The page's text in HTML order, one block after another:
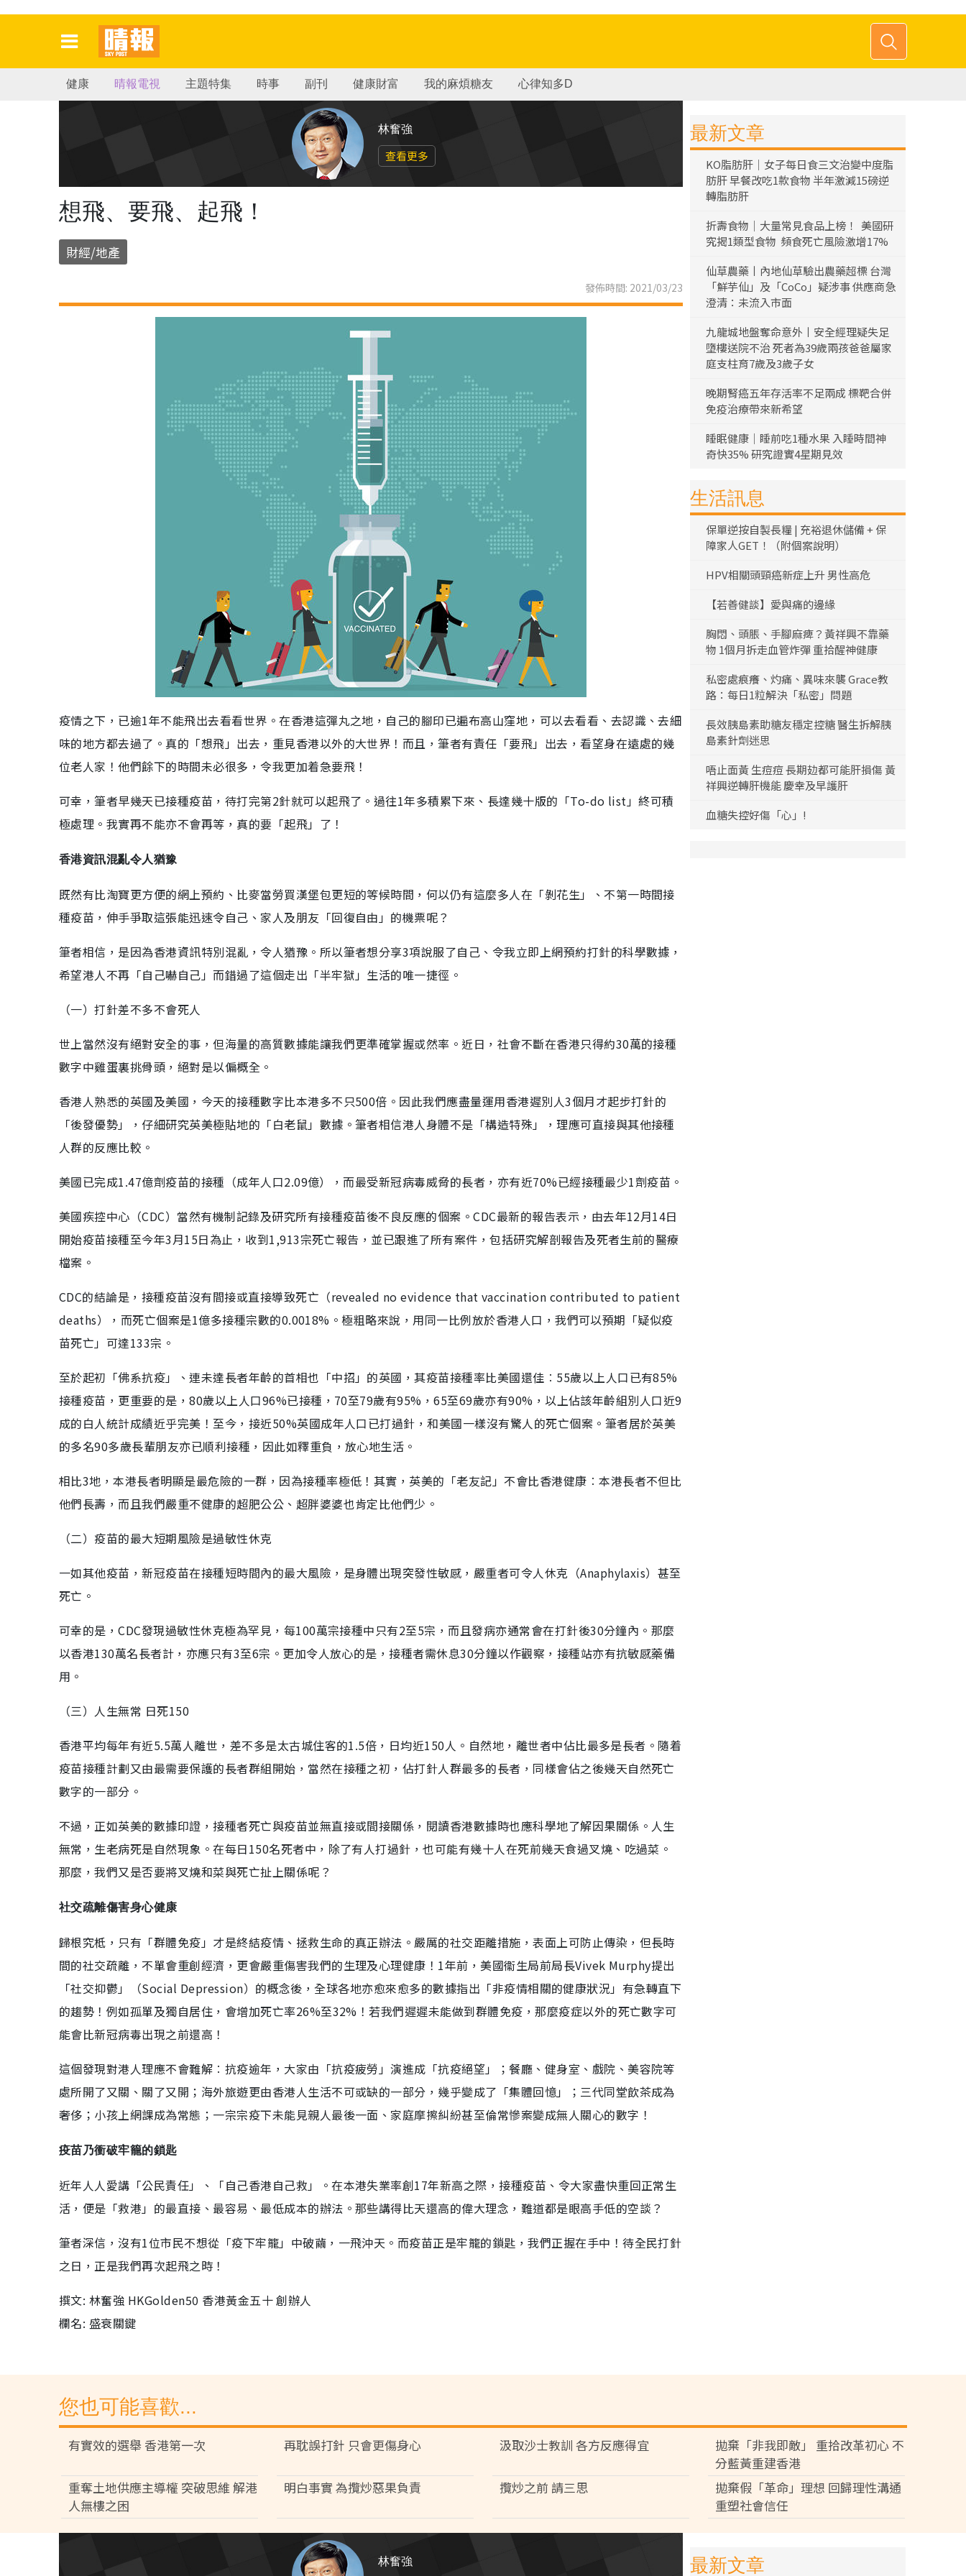
健康 晴報電視 主題特集 時事 副刊 健康財富 我的麻煩糖友 心律知多D
林奮強
查看更多
想飛、要飛、起飛！
財經/地產
發佈時間: 2021/03/23
疫情之下，已逾1年不能飛出去看看世界。在香港這彈丸之地，自己的腳印已遍布高山窪地，可以去看看、去認識、去細
味的地方都去過了。真的「想飛」出去，重見香港以外的大世界！而且，筆者有責任「要飛」出去，看望身在遠處的幾
位老人家！他們餘下的時間未必很多，令我更加着急要飛！
可幸，筆者早幾天已接種疫苗，待打完第2針就可以起飛了。過往1年多積累下來、長達幾十版的「To-do list」終可積
極處理。我實再不能亦不會再等，真的要「起飛」了！
香港資訊混亂令人猶豫
既然有比淘寶更方便的網上預約、比麥當勞買漢堡包更短的等候時間，何以仍有這麼多人在「剝花生」、不第一時間接
種疫苗，伸手爭取這張能迅速令自己、家人及朋友「回復自由」的機票呢？
筆者相信，是因為香港資訊特別混亂，令人猶豫。所以筆者想分享3項說服了自己、令我立即上網預約打針的科學數據，
希望港人不再「自己嚇自己」而錯過了這個走出「半牢獄」生活的唯一捷徑。
（一）打針差不多不會死人
世上當然沒有絕對安全的事，但海量的高質數據能讓我們更準確掌握或然率。近日，社會不斷在香港只得約30萬的接種
數字中雞蛋裏挑骨頭，絕對是以偏概全。
香港人熟悉的英國及美國，今天的接種數字比本港多不只500倍。因此我們應盡量運用香港遲別人3個月才起步打針的
「後發優勢」，仔細研究英美極貼地的「白老鼠」數據。筆者相信港人身體不是「構造特殊」，理應可直接與其他接種
人群的反應比較。
美國已完成1.47億劑疫苗的接種（成年人口2.09億），而最受新冠病毒威脅的長者，亦有近70%已經接種最少1劑疫苗。
美國疾控中心（CDC）當然有機制記錄及研究所有接種疫苗後不良反應的個案。CDC最新的報告表示，由去年12月14日
開始疫苗接種至今年3月15日為止，收到1,913宗死亡報告，並已跟進了所有案件，包括研究解剖報告及死者生前的醫療
檔案。
CDC的結論是，接種疫苗沒有間接或直接導致死亡（revealed no evidence that vaccination contributed to patient
deaths），而死亡個案是1億多接種宗數的0.0018%。極粗略來說，用同一比例放於香港人口，我們可以預期「疑似疫
苗死亡」可達133宗。
至於起初「佛系抗疫」、連未達長者年齡的首相也「中招」的英國，其疫苗接種率比美國還佳︰55歲以上人口已有85%
接種疫苗，更重要的是，80歲以上人口96%已接種，70至79歲有95%，65至69歲亦有90%，以上佔該年齡組別人口近9
成的白人統計成績近乎完美！至今，接近50%英國成年人口已打過針，和美國一樣沒有驚人的死亡個案。筆者居於英美
的多名90多歲長輩朋友亦已順利接種，因此如釋重負，放心地生活。
相比3地，本港長者明顯是最危險的一群，因為接種率極低！其實，英美的「老友記」不會比香港健康︰本港長者不但比
他們長壽，而且我們嚴重不健康的超肥公公、超胖婆婆也肯定比他們少。
（二）疫苗的最大短期風險是過敏性休克
一如其他疫苗，新冠疫苗在接種短時間內的最大風險，是身體出現突發性敏感，嚴重者可令人休克（Anaphylaxis）甚至
死亡。
可幸的是，CDC發現過敏性休克極為罕見，每100萬宗接種中只有2至5宗，而且發病亦通常會在打針後30分鐘內。那麼
以香港130萬名長者計，亦應只有3至6宗。更加令人放心的是，接種者需休息30分鐘以作觀察，接種站亦有抗敏感藥備
用。
（三）人生無常 日死150
香港平均每年有近5.5萬人離世，差不多是太古城住客的1.5倍，日均近150人。自然地，離世者中佔比最多是長者。隨着
疫苗接種計劃又由最需要保護的長者群組開始，當然在接種之初，佔打針人群最多的長者，同樣會佔之後幾天自然死亡
數字的一部分。
不過，正如英美的數據印證，接種者死亡與疫苗並無直接或間接關係，閱讀香港數據時也應科學地了解因果關係。人生
無常，生老病死是自然現象。在每日150名死者中，除了有人打過針，也可能有幾十人在死前幾天食過叉燒、吃過菜。
那麼，我們又是否要將叉燒和菜與死亡扯上關係呢？
社交疏離傷害身心健康
歸根究柢，只有「群體免疫」才是終結疫情、拯救生命的真正辦法。嚴厲的社交距離措施，表面上可防止傳染，但長時
間的社交疏離，不單會重創經濟，更會嚴重傷害我們的生理及心理健康！1年前，美國衞生局前局長Vivek Murphy提出
「社交抑鬱」（Social Depression）的概念後，全球各地亦愈來愈多的數據指出「非疫情相關的健康狀況」有急轉直下
的趨勢！例如孤單及獨自居住，會增加死亡率26%至32%！若我們遲遲未能做到群體免疫，那麼疫症以外的死亡數字可
能會比新冠病毒出現之前還高！
這個發現對港人理應不會難解︰抗疫逾年，大家由「抗疫疲勞」演進成「抗疫絕望」；餐廳、健身室、戲院、美容院等
處所開了又關、關了又開；海外旅遊更由香港人生活不可或缺的一部分，幾乎變成了「集體回憶」；三代同堂飲茶成為
奢侈；小孩上網課成為常態；一宗宗疫下未能見親人最後一面、家庭摩擦糾紛甚至倫常慘案變成無人關心的數字！
疫苗乃衝破牢籠的鎖匙
近年人人愛講「公民責任」、「自己香港自己救」。在本港失業率創17年新高之際，接種疫苗、令大家盡快重回正常生
活，便是「救港」的最直接、最容易、最低成本的辦法。那些講得比天還高的偉大理念，難道都是眼高手低的空談？
筆者深信，沒有1位市民不想從「疫下牢籠」中破繭，一飛沖天。而疫苗正是牢籠的鎖匙，我們正握在手中！待全民打針
之日，正是我們再次起飛之時！
撰文: 林奮強 HKGolden50 香港黃金五十 創辦人
欄名: 盛衰關鍵
最新文章
KO脂肪肝｜女子每日食三文治變中度脂
肪肝 早餐改吃1款食物 半年激減15磅逆
轉脂肪肝
折壽食物｜大量常見食品上榜！ 美國研
究揭1類型食物 頻食死亡風險激增17%
仙草農藥丨內地仙草驗出農藥超標 台灣
「鮮芋仙」及「CoCo」疑涉事 供應商急
澄清：未流入市面
九龍城地盤奪命意外丨安全經理疑失足
墮樓送院不治 死者為39歲兩孩爸爸屬家
庭支柱育7歲及3歲子女
晚期腎癌五年存活率不足兩成 標靶合併
免疫治療帶來新希望
睡眠健康｜睡前吃1種水果 入睡時間神
奇快35% 研究證實4星期見效
生活訊息
保單逆按自製長糧 | 充裕退休儲備 + 保
障家人GET！（附個案說明）
HPV相關頭頸癌新症上升 男性高危
【若善健談】愛與痛的邊緣
胸悶、頭脹、手腳麻痺？黃祥興不靠藥
物 1個月拆走血管炸彈 重拾醒神健康
私密處痕癢、灼痛、異味來襲 Grace教
路：每日1粒解決「私密」問題
長效胰島素助糖友穩定控糖 醫生拆解胰
島素針劑迷思
唔止面黃 生痘痘 長期攰都可能肝損傷 黃
祥興逆轉肝機能 慶幸及早護肝
血糖失控好傷「心」!
您也可能喜歡...
有實效的選舉 香港第一次 再耽誤打針 只會更傷身心 汲取沙士教訓 各方反應得宜
拋棄「非我即敵」 重拾改革初心 不
分藍黃重建香港
重奪土地供應主導權 突破思維 解港
人無樓之困
明白事實 為攬炒惡果負責 攬炒之前 請三思
拋棄假「革命」理想 回歸理性溝通
重塑社會信任
林奮強 最新文章